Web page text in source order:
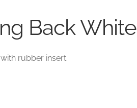
Back White
rubber insert.